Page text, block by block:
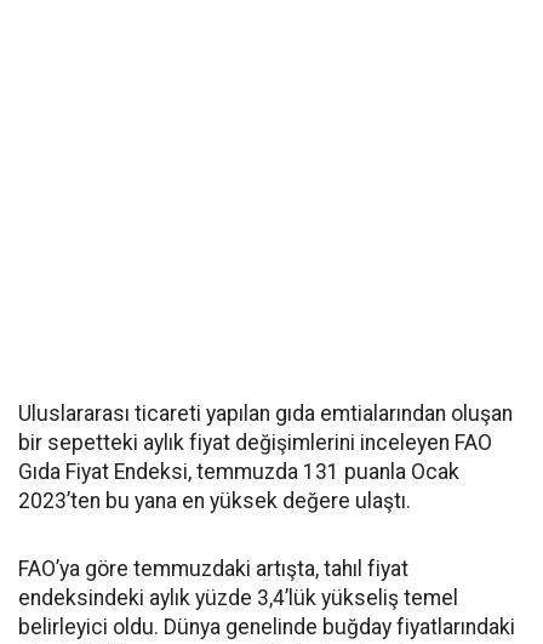
Uluslararası ticareti yapılan gıda emtialarından oluşan
bir sepetteki aylık fiyat değişimlerini inceleyen FAO
Gıda Fiyat Endeksi, temmuzda 131 puanla Ocak
2023’ten bu yana en yüksek değere ulaştı.
FAO’ya göre temmuzdaki artışta, tahıl fiyat
endeksindeki aylık yüzde 3,4’lük yükseliş temel
belirleyici oldu. Dünya genelinde buğday fiyatlarındaki